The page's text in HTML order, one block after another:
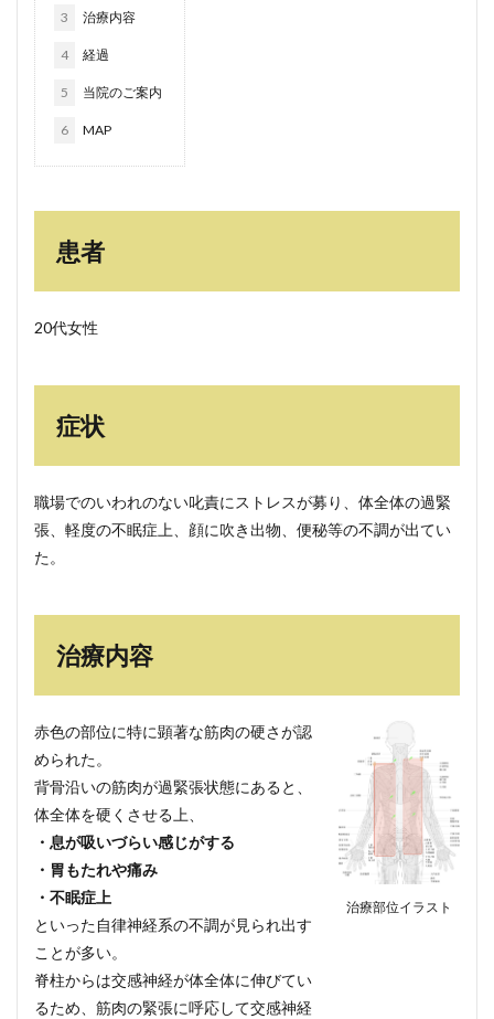
3 治療内容
4 経過
5 当院のご案内
6 MAP
患者
20代女性
症状
職場でのいわれのない叱責にストレスが募り、体全体の過緊
張、軽度の不眠症上、顔に吹き出物、便秘等の不調が出てい
た。
治療内容
赤色の部位に特に顕著な筋肉の硬さが認
められた。
背骨沿いの筋肉が過緊張状態にあると、
体全体を硬くさせる上、
・息が吸いづらい感じがする
・胃もたれや痛み
・不眠症上
といった自律神経系の不調が見られ出す
ことが多い。
脊柱からは交感神経が体全体に伸びてい
るため、筋肉の緊張に呼応して交感神経
治療部位イラスト